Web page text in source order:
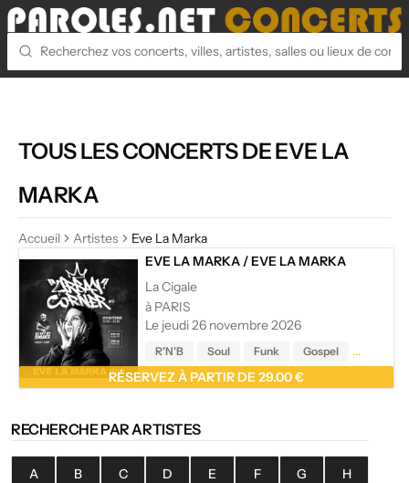
TOUS LES CONCERTS DE EVE LA
MARKA
Accueil Artistes
Eve La Marka
EVE LA MARKA /EVE LA MARKA
La Cigale
à PARIS
Le jeudi 26 novembre 2026
R'N'B Soul Funk Gospel
RÉSERVEZ À PARTIR DE 29.00 €
RECHERCHE PAR ARTISTES
A B C D E F G H